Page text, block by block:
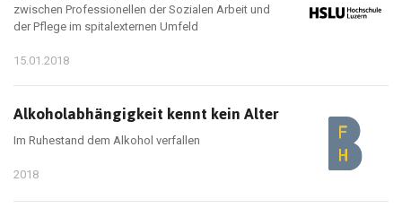
zwischen Professionellen der Sozialen Arbeit und
der Pflege im spitalexternen Umfeld
15.01.2018
Alkoholabhängigkeit kennt kein Alter
Im Ruhestand dem Alkohol verfallen
2018